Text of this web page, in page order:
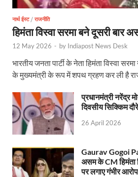
नार्थ ईस्ट/ राजनीति
हिमंता विस्वा सरमा बने दूसरी बार
12 May 2026 - by Indiapost News Desk
भारतीय जनता पार्टी के नेता हिमंता विस्वा
के मुख्यमंत्री के रूप में शपथ ग्रहण कर ली है
प्रधानमंत्री नरेंद्र
दिवसीय सिक्किम
26 April 2026
Gaurav Gogoi
असम के CM हिमंता
पर लगाए गंभीर आरोप